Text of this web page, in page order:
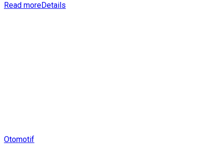
Read moreDetails
Otomotif